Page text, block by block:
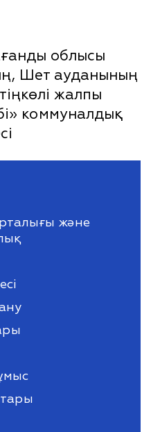
облысы
Шет ауданының
жалпы
коммуналдық
және